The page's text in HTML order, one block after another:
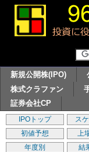
新規公開株(IPO)
株式クラファン
証券会社CP
IPOトップ ス
初値予想
上
年度別
結